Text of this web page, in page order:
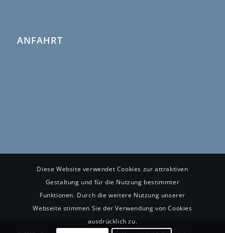
ANFAHRT
Diese Website verwendet Cookies zur attraktiven
Gestaltung und für die Nutzung bestimmter
Funktionen. Durch die weitere Nutzung unserer
Webseite stimmen Sie der Verwendung von Cookies
ausdrücklich zu.